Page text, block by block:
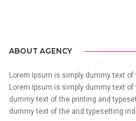
ABOUT AGENCY
Lorem Ipsum is simply dummy text
Lorem Ipsum is simply dummy text
dummy text of the printing and
dummy text of the and typesetting